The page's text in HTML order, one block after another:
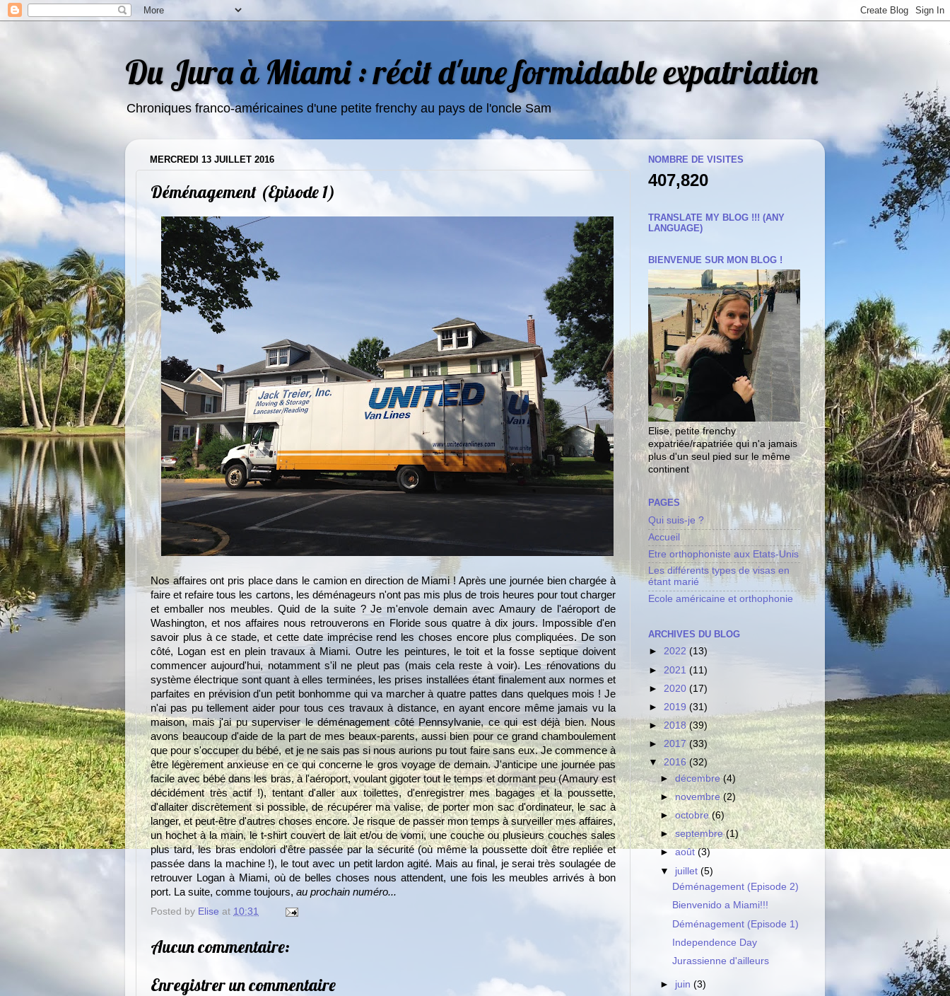
Du Jura à Miami : récit d'une formidable expatriation
Chroniques franco-américaines d'une petite frenchy au pays de l'oncle Sam
MERCREDI 13 JUILLET 2016
Déménagement (Episode 1)
Nos affaires ont pris place dans le camion en direction de Miami ! Après une journée bien chargée à
faire et refaire tous les cartons, les déménageurs n'ont pas mis plus de trois heures pour tout charger
et emballer nos meubles. Quid de la suite ? Je m'envole demain avec Amaury de l'aéroport de
Washington, et nos affaires nous retrouverons en Floride sous quatre à dix jours. Impossible d'en
savoir plus à ce stade, et cette date imprécise rend les choses encore plus compliquées. De son
côté, Logan est en plein travaux à Miami. Outre les peintures, le toit et la fosse septique doivent
commencer aujourd'hui, notamment s'il ne pleut pas (mais cela reste à voir). Les rénovations du
système électrique sont quant à elles terminées, les prises installées étant finalement aux normes et
parfaites en prévision d'un petit bonhomme qui va marcher à quatre pattes dans quelques mois ! Je
n'ai pas pu tellement aider pour tous ces travaux à distance, en ayant encore même jamais vu la
maison, mais j'ai pu superviser le déménagement côté Pennsylvanie, ce qui est déjà bien. Nous
avons beaucoup d'aide de la part de mes beaux-parents, aussi bien pour ce grand chamboulement
que pour s'occuper du bébé, et je ne sais pas si nous aurions pu tout faire sans eux. Je commence à
être légèrement anxieuse en ce qui concerne le gros voyage de demain. J'anticipe une journée pas
facile avec bébé dans les bras, à l'aéroport, voulant gigoter tout le temps et dormant peu (Amaury est
décidément très actif !), tentant d'aller aux toilettes, d'enregistrer mes bagages et la poussette,
d'allaiter discrètement si possible, de récupérer ma valise, de porter mon sac d'ordinateur, le sac à
langer, et peut-être d'autres choses encore. Je risque de passer mon temps à surveiller mes affaires,
un hochet à la main, le t-shirt couvert de lait et/ou de vomi, une couche ou plusieurs couches sales
plus tard, les bras endolori d'être passée par la sécurité (où même la poussette doit être repliée et
passée dans la machine !), le tout avec un petit lardon agité. Mais au final, je serai très soulagée de
retrouver Logan à Miami, où de belles choses nous attendent, une fois les meubles arrivés à bon
port. La suite, comme toujours, au prochain numéro...
Posted by Elise at 10:31
Aucun commentaire:
Enregistrer un commentaire
NOMBRE DE VISITES
407,820
TRANSLATE MY BLOG !!! (ANY
LANGUAGE)
BIENVENUE SUR MON BLOG !
Elise, petite frenchy
expatriée/rapatriée qui n'a jamais
plus d'un seul pied sur le même
continent
PAGES
Qui suis-je ?
Accueil
Etre orthophoniste aux Etats-Unis
Les différents types de visas en
étant marié
Ecole américaine et orthophonie
ARCHIVES DU BLOG
► 2022 (13)
► 2021 (11)
► 2020 (17)
► 2019 (31)
►2018(39)
► 2017(33)
▼2016 (32)
►décembre(4)
►novembre(2)
►octobre(6)
►septembre(1)
►août(3)
▼ juillet(5)
Déménagement (Episode 2)
Bienvenido a Miami!!!
Déménagement (Episode 1)
Independence Day
Jurassienne d'ailleurs
► juin(3)